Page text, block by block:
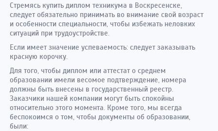
Стремясь купить диплом техникума в Воскресенске,
следует обязательно принимать во внимание свой возраст
и особенности специальности, чтобы избежать неловких
ситуаций при трудоустройстве.
Если имеет значение успеваемость: следует заказывать
красную корочку.
Для того, чтобы диплом или аттестат о среднем
образовании имели весомое подтверждение, номера
должны быть внесены в государственный реестр.
Заказчики нашей компании могут быть спокойны
относительно этого момента. Кроме того, мы всегда
беспокоимся о том, чтобы документы об образовании,
были: